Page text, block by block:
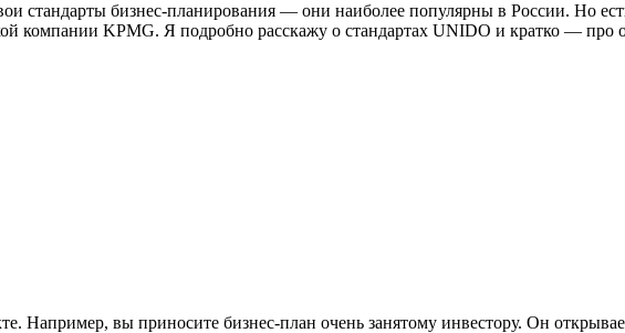
бизнес-планирования — они наиболее популярны в России. Но
компании KPMG. Я подробно расскажу о стандартах UNIDO и кратко — про
вы приносите бизнес-план очень занятому инвестору. Он